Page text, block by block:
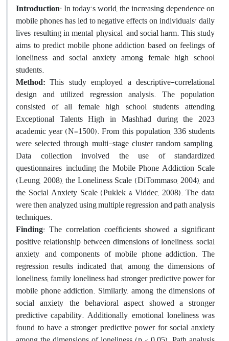
Introduction: In today's world, the increasing dependence on
mobile phones has led to negative effects on individuals’ daily
lives, resulting in mental, physical, and social harm. This study
aims to predict mobile phone addiction based on feelings of
loneliness and social anxiety among female high school
students.
Method: This study employed a descriptive-correlational
design and utilized regression analysis. The population
consisted of all female high school students attending
Exceptional Talents High in Mashhad during the 2023
academic year (N=1500). From this population, 336 students
were selected through multi-stage cluster random sampling.
Data collection involved the use of standardized
questionnaires, including the Mobile Phone Addiction Scale
(Leung, 2008), the Loneliness Scale (DiTommaso, 2004), and
the Social Anxiety Scale (Puklek & Viddec, 2008). The data
were then analyzed using multiple regression and path analysis
techniques.
Finding: The correlation coefficients showed a significant
positive relationship between dimensions of loneliness, social
anxiety, and components of mobile phone addiction. The
regression results indicated that, among the dimensions of
loneliness, family loneliness had stronger predictive power for
mobile phone addiction. Similarly, among the dimensions of
social anxiety, the behavioral aspect showed a stronger
predictive capability. Additionally, emotional loneliness was
found to have a stronger predictive power for social anxiety